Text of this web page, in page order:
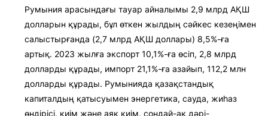
Румыния арасындағы тауар айналымы 2,9 млрд АҚШ
долларын құрады, бұл өткен жылдың сәйкес кезеңімен
салыстырғанда (2,7 млрд АҚШ доллары) 8,5%-ға
артық. 2023 жылға экспорт 10,1%-ға өсіп, 2,8 млрд
долларды құрады, импорт 21,1%-ға азайып, 112,2 млн
долларды құрады. Румынияда қазақстандық
капиталдың қатысуымен энергетика, сауда, жиһаз
өндірісі, киім және аяқ киім, сондай-ақ дәрі-